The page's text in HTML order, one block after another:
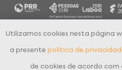
Utilizamos cookies nesta página
a presente política de
de cookies de acordo com
Todos os direitos reservados